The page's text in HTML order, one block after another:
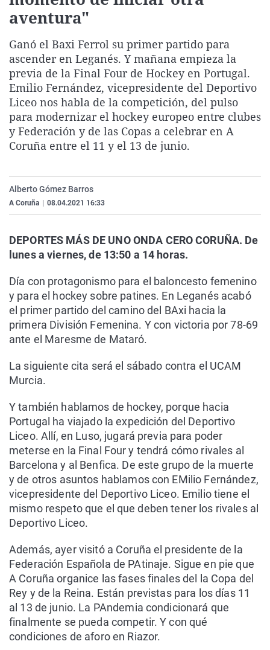
Como el perro y el
Equipo de
Operación Viuda
La Rioja
Navarra
País Vasco
Elecciones
aventura"
Ganó el Baxi Ferrol su primer partido para
ascender en Leganés. Y mañana empieza la
previa de la Final Four de Hockey en Portugal.
Emilio Fernández, vicepresidente del Deportivo
Liceo nos habla de la competición, del pulso
para modernizar el hockey europeo entre clubes
y Federación y de las Copas a celebrar en A
Coruña entre el 11 y el 13 de junio.
Alberto Gómez Barros
A Coruña 08.04.2021 16:33
DEPORTES MÁS DE UNO ONDA CERO CORUÑA. De
lunes a viernes, de 13:50 a 14 horas.
Día con protagonismo para el baloncesto femenino
y para el hockey sobre patines. En Leganés acabó
el primer partido del camino del BAxi hacia la
primera División Femenina. Y con victoria por 78-69
ante el Maresme de Mataró.
La siguiente cita será el sábado contra el UCAM
Murcia.
Y también hablamos de hockey, porque hacia
Portugal ha viajado la expedición del Deportivo
Liceo. Allí, en Luso, jugará previa para poder
meterse en la Final Four y tendrá cómo rivales al
Barcelona y al Benfica. De este grupo de la muerte
y de otros asuntos hablamos con EMilio Fernández,
vicepresidente del Deportivo Liceo. Emilio tiene el
mismo respeto que el que deben tener los rivales al
Deportivo Liceo.
Además, ayer visitó a Coruña el presidente de la
Federación Española de PAtinaje. Sigue en pie que
A Coruña organice las fases finales del la Copa del
Rey y de la Reina. Están previstas para los días 11
al 13 de junio. La PAndemia condicionará que
finalmente se pueda competir. Y con qué
condiciones de aforo en Riazor.